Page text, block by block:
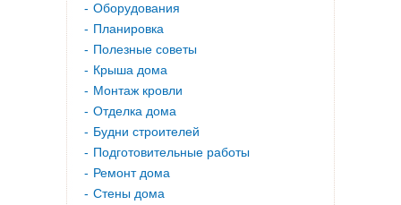
Оборудования
Планировка
Полезные советы
Крыша дома
Монтаж кровли
Отделка дома
Будни строителей
Подготовительные работы
Ремонт дома
Стены дома